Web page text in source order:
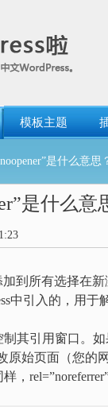
模板主题
是什么意思
是什么意
加到所有选择在
中引入的，用
制其引用窗口。
原始页面（您
，